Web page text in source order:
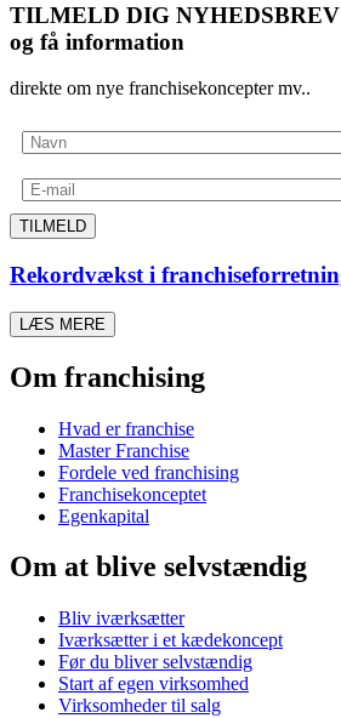
TILMELD DIG NYHEDSBREV
og få information
direkte om nye franchisekoncepter mv..
TILMELD
Rekordvækst i
LÆS MERE
Om franchising
Hvad er franchise
Master Franchise
Fordele ved franchising
Franchisekonceptet
Egenkapital
Om at blive selvstændig
Bliv iværksætter
Iværksætter i et kædekoncept
Før du bliver selvstændig
Start af egen virksomhed
Virksomheder til salg